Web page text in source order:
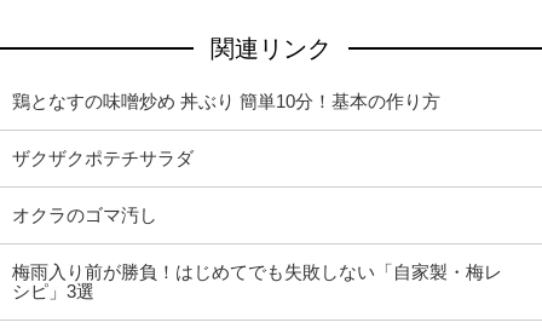
関連リンク
鶏となすの味噌炒め 丼ぶり 簡単10分！基本の作り方
ザクザクポテチサラダ
オクラのゴマ汚し
梅雨入り前が勝負！はじめてでも失敗しない「自家製・梅レ
シピ」3選